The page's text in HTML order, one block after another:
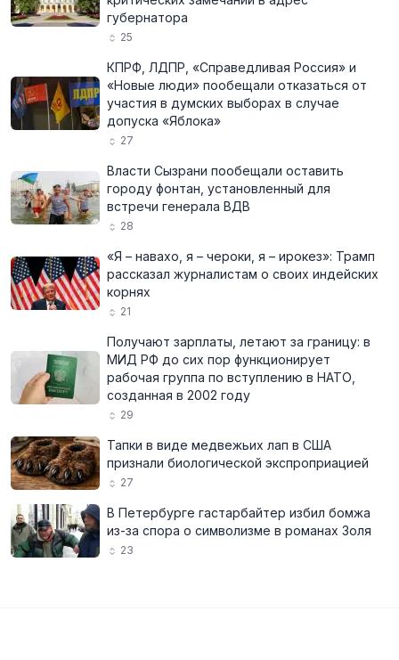
губернатора
25
КПРФ, ЛДПР, «Справедливая Россия» и
«Новые люди» пообещали отказаться от
участия в думских выборах в случае
допуска «Яблока»
27
Власти Сызрани пообещали оставить
городу фонтан, установленный для
встречи генерала ВДВ
28
«Я – навахо, я – чероки, я – ирокез»: Трамп
рассказал журналистам о своих индейских
корнях
21
Получают зарплаты, летают за границу: в
МИД РФ до сих пор функционирует
рабочая группа по вступлению в НАТО,
созданная в 2002 году
29
Тапки в виде медвежьих лап в США
признали биологической экспроприацией
27
В Петербурге гастарбайтер избил бомжа
из-за спора о символизме в романах Золя
23